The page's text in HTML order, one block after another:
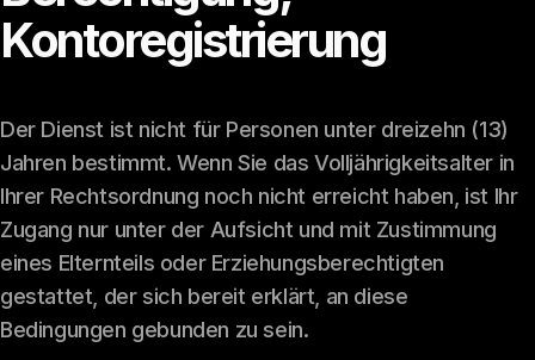
Kontoregistrierung
Der Dienst ist nicht für Personen unter dreizehn (13)
Jahren bestimmt. Wenn Sie das Volljährigkeitsalter in
Ihrer Rechtsordnung noch nicht erreicht haben, ist Ihr
Zugang nur unter der Aufsicht und mit Zustimmung
eines Elternteils oder Erziehungsberechtigten
gestattet, der sich bereit erklärt, an diese
Bedingungen gebunden zu sein.